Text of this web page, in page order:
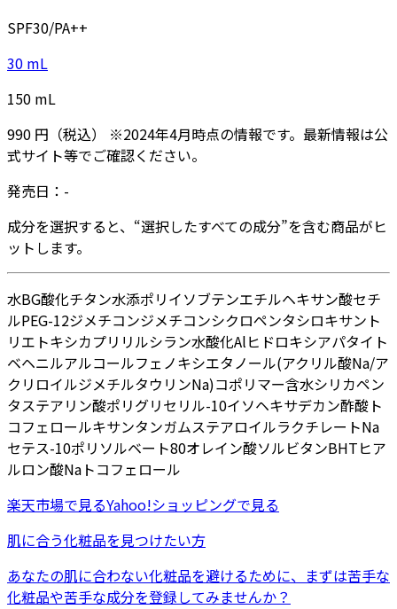
SPF30/PA++
30 mL
150 mL
990 円 （税込） ※2024年4月時点の情報です。最新情報は公
式サイト等でご確認ください。
発売日： -
成分を選択すると、“選択したすべての成分”を含む商品がヒ
ットします。
水BG酸化チタン水添ポリイソブテンエチルヘキサン酸セチ
ルPEG-12ジメチコンジメチコンシクロペンタシロキサン ト
リエトキシカプリリルシラン水酸化Alヒドロキシアパタイト
ベヘニルアルコールフェノキシエタノール(アクリル酸Na/ア
クリロイルジメチルタウリンNa)コポリマー含水シリカペン
タステアリン酸ポリグリセリル-10イソヘキサデカン酢酸ト
コフェロールキサンタンガムステアロイルラクチレートNa
セテス-10ポリソルベート80オレイン酸ソルビタンBHTヒア
ルロン酸Na トコフェロール
楽天市場で見るYahoo!ショッピングで見る
肌に合う化粧品を見つけたい方
あなたの肌に合わない化粧品を避けるために、まずは苦手な
化粧品や苦手な成分を登録してみませんか？